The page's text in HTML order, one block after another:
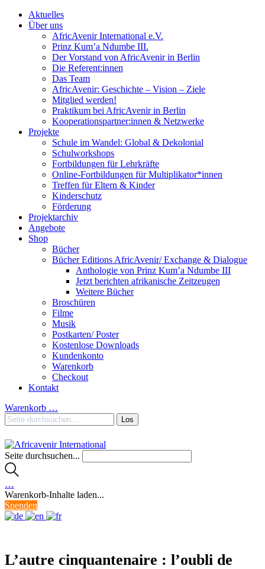
Aktuelles
Über uns
AfricAvenir International e.V.
Prinz Kum’a Ndumbe III.
Der Vorstand von AfricAvenir in Berlin
Die Referent:innen
Das Team
AfricAvenir: Geschichte – Vision – Ziele
Mitglied werden!
Praktikum bei AfricAvenir in Berlin
Kooperationspartner:innen & Netzwerke
Projekte
Schule im Wandel: Global & Dekolonial
Schulworkshops
Fortbildungen für Lehrkräfte
Online-Fortbildungen für Multiplikator*innen
Treffen für Eltern & Kinder
Kinderschutz
Förderung
Projektarchiv
Angebote
Shop
Bücher
Bücher Editions AfricAvenir/ Exchange & Dialogue
Anthologie von Prinz Kum’a Ndumbe III
Jetzt berichten afrikanische Zeitzeugen
Weitere Bücher
Broschüren
Filme
Musik
Postkarten/ Poster
Kostenlose Downloads
Kundenkonto
Warenkorb
Checkout
Kontakt
Warenkorb …
Seite durchsuchen...
…
Warenkorb-Inhalte laden...
Spenden
L’autre cinquantenaire : l’oubli de